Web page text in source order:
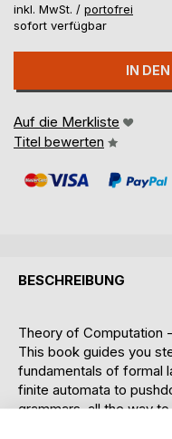
inkl. MwSt. / portofrei
sofort verfügbar
IN
Auf die Merkliste
Titel bewerten
BESCHREIBUNG
Theory of Computation
This book guides you
fundamentals of formal
finite automata to
grammars, all the way
will not only learn